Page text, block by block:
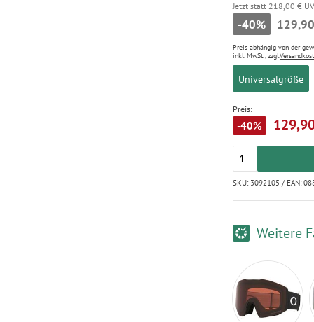
Jetzt statt 218,00 €
-40%
Preis abhängig von der
inkl. MwSt., zzgl.
Universalgröße
Preis:
-40%
SKU: 3092105 / EAN:
Weitere